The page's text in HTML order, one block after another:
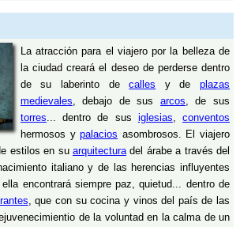
La atracción para el viajero por la belleza de
la ciudad creará el deseo de perderse dentro
de su laberinto decalles y deplazas
medievales, debajo de sus arcos, de sus
torres... dentro de sus iglesias,conventos
hermosos ypalacios asombrosos. El viajero
estilos en su arquitecturadel árabe a través del
italiano y de las herencias influyentes
encontrará siempre paz, quietud... dentro de
, que con su cocina y vinos del país de las
de la voluntad en la calma de un